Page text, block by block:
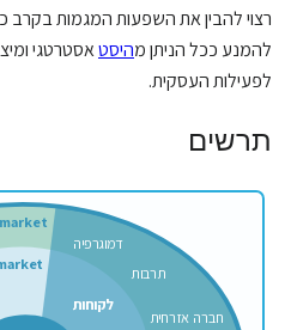
רצוי להבין את השפעות המגמות בקרב
להמנע ככל הניתן מהיסטאסטרטגי
לפעילות העסקית.
תרשים
חברה אזרחית
דמוגרפיה
תרבות
לקוחות
market
market